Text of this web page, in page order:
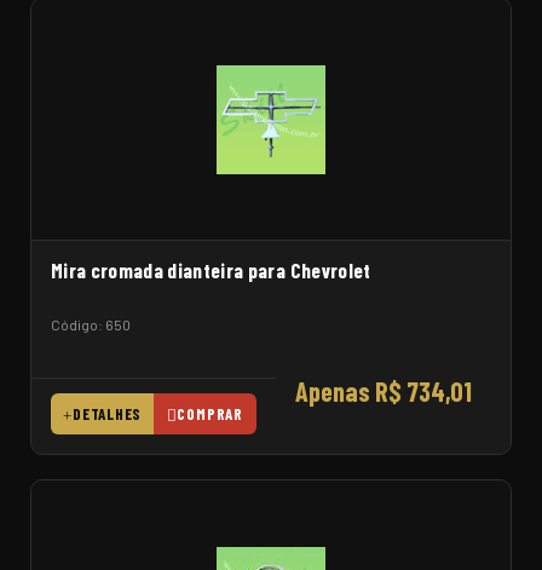
Mira cromada dianteira para Chevrolet
Código: 650
Apenas R$ 734,01
DETALHES COMPRAR